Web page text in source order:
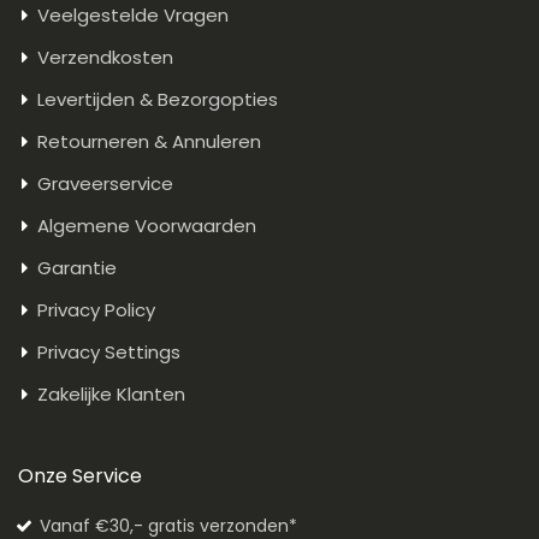
Veelgestelde Vragen
Verzendkosten
Levertijden & Bezorgopties
Retourneren & Annuleren
Graveerservice
Algemene Voorwaarden
Garantie
Privacy Policy
Privacy Settings
Zakelijke Klanten
Onze Service
Vanaf €30,- gratis verzonden*